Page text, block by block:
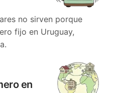
no sirven porque
fijo en Uruguay,
en